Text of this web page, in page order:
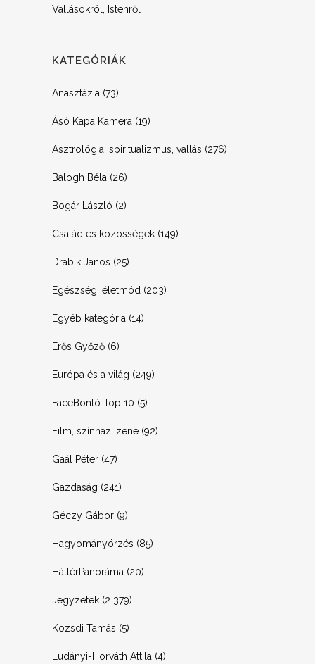
Vallásokról, Istenről
KATEGÓRIÁK
Anasztázia (73)
Ásó Kapa Kamera (19)
Asztrológia, spiritualizmus, vallás (276)
Balogh Béla (26)
Bogár László (2)
Család és közösségek (149)
Drábik János (25)
Egészség, életmód (203)
Egyéb kategória (14)
Erős Győző (6)
Európa és a világ (249)
FaceBontó Top 10 (5)
Film, színház, zene (92)
Gaál Péter (47)
Gazdaság (241)
Géczy Gábor (9)
Hagyományörzés (85)
HáttérPanoráma (20)
Jegyzetek (2 379)
Kozsdi Tamás (5)
Ludányi-Horváth Attila (4)